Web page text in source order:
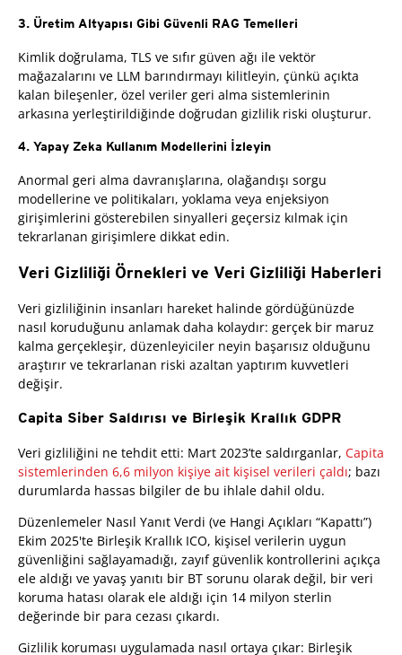
3. Üretim Altyapısı Gibi Güvenli RAG Temelleri
Kimlik doğrulama, TLS ve sıfır güven ağı ile vektör
mağazalarını ve LLM barındırmayı kilitleyin, çünkü açıkta
kalan bileşenler, özel veriler geri alma sistemlerinin
arkasına yerleştirildiğinde doğrudan gizlilik riski oluşturur.
4. Yapay Zeka Kullanım Modellerini İzleyin
Anormal geri alma davranışlarına, olağandışı sorgu
modellerine ve politikaları, yoklama veya enjeksiyon
girişimlerini gösterebilen sinyalleri geçersiz kılmak için
tekrarlanan girişimlere dikkat edin.
Veri Gizliliği Örnekleri ve Veri Gizliliği Haberleri
Veri gizliliğinin insanları hareket halinde gördüğünüzde
nasıl koruduğunu anlamak daha kolaydır: gerçek bir maruz
kalma gerçekleşir, düzenleyiciler neyin başarısız olduğunu
araştırır ve tekrarlanan riski azaltan yaptırım kuvvetleri
değişir.
Capita Siber Saldırısı ve Birleşik Krallık GDPR
Veri gizliliğini ne tehdit etti: Mart 2023’te saldırganlar, Capita
sistemlerinden 6,6 milyon kişiye ait kişisel verileri çaldı; bazı
durumlarda hassas bilgiler de bu ihlale dahil oldu.
Düzenlemeler Nasıl Yanıt Verdi (ve Hangi Açıkları “Kapattı”)
Ekim 2025'te Birleşik Krallık ICO, kişisel verilerin uygun
güvenliğini sağlayamadığı, zayıf güvenlik kontrollerini açıkça
ele aldığı ve yavaş yanıtı bir BT sorunu olarak değil, bir veri
koruma hatası olarak ele aldığı için 14 milyon sterlin
değerinde bir para cezası çıkardı.
Gizlilik koruması uygulamada nasıl ortaya çıkar: Birleşik